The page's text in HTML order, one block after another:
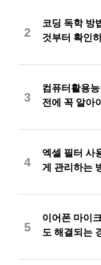
2
코딩 독학 방
것부터 확인
3
컴퓨터활용
전에 꼭 알아
4
엑셀 필터 사
게 관리하는
5
이어폰 마이
도 해결되는